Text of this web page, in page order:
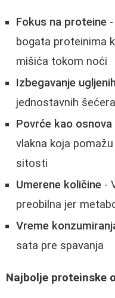
Fokus na proteine
bogata proteinima
mišića tokom noći
Izbegavanje
jednostavnih
Povrće kao osnova
vlakna koja
sitosti
Umerene količine -
preobilna jer
Vreme
sata pre spavanja
Najbolje proteinske